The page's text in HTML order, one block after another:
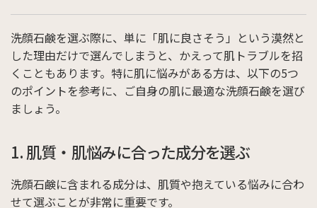
洗顔石鹸を選ぶ際に、単に「肌に良さそう」という漠然と
した理由だけで選んでしまうと、かえって肌トラブルを招
くこともあります。特に肌に悩みがある方は、以下の5つ
のポイントを参考に、ご自身の肌に最適な洗顔石鹸を選び
ましょう。
1. 肌質・肌悩みに合った成分を選ぶ
洗顔石鹸に含まれる成分は、肌質や抱えている悩みに合わ
せて選ぶことが非常に重要です。